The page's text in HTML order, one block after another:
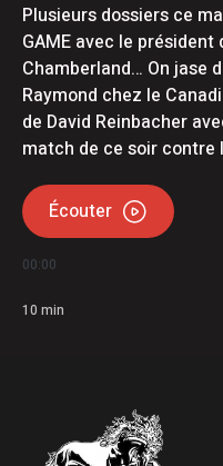
Plusieurs dossiers ce
GAME avec le président
Chamberland… On jase
Raymond chez le
de David Reinbacher
match de ce soir contre
Écouter
00:00
10 min